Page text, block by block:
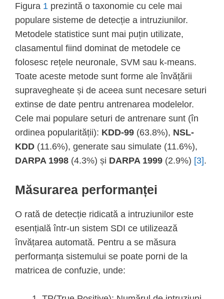
Figura 1 prezintă o taxonomie cu cele mai
populare sisteme de detecție a intruziunilor.
Metodele statistice sunt mai puțin utilizate,
clasamentul fiind dominat de metodele ce
folosesc rețele neuronale, SVM sau k-means.
Toate aceste metode sunt forme ale învățării
supravegheate și de aceea sunt necesare seturi
extinse de date pentru antrenarea modelelor.
Cele mai populare seturi de antrenare sunt (în
ordinea popularității): KDD-99 (63.8%), NSL-
KDD (11.6%), generate sau simulate (11.6%),
DARPA 1998 (4.3%) și DARPA 1999 (2.9%) [3].
Măsurarea performanței
O rată de detecție ridicată a intruziunilor este
esențială într-un sistem SDI ce utilizează
învățarea automată. Pentru a se măsura
performanța sistemului se poate porni de la
matricea de confuzie, unde: